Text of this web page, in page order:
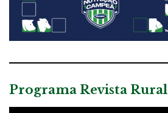
Programa Revista Rural